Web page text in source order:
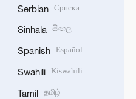
Serbian Српски
Sinhala සිංහල
Spanish Español
Swahili Kiswahili
Tamil தமிழ்